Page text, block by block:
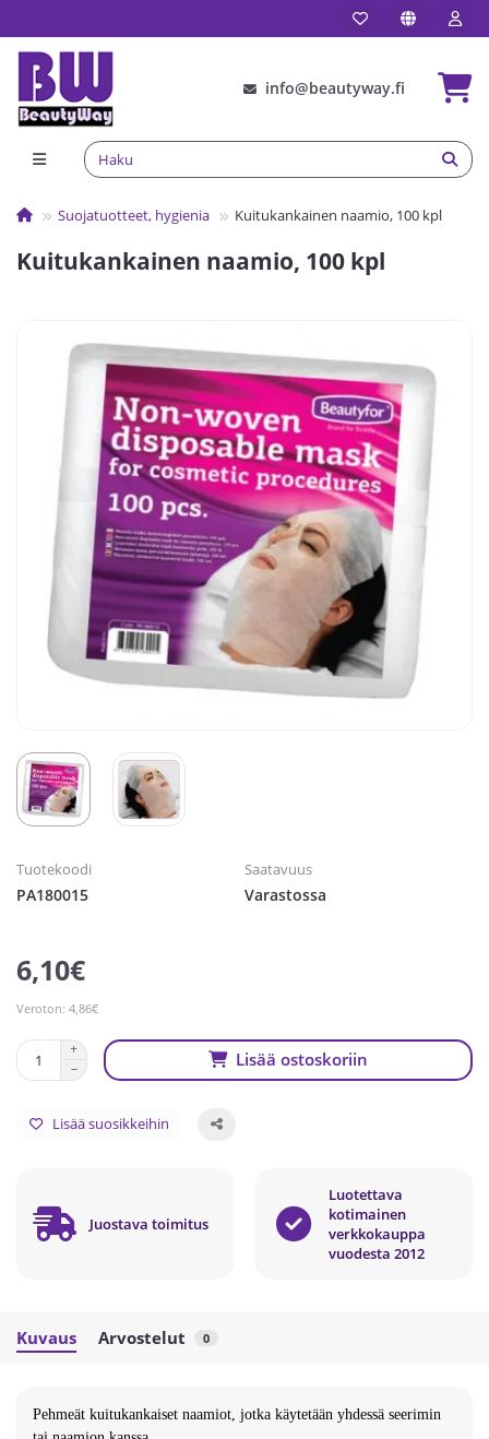
info@beautyway.fi
Suojatuotteet, hygienia Kuitukankainen naamio, 100 kpl
Kuitukankainen naamio, 100 kpl
Tuotekoodi
PA180015
Saatavuus
Varastossa
6,10€
Veroton: 4,86€
Lisää ostoskoriin
Lisää suosikkeihin
Juostava toimitus
Luotettava
kotimainen
verkkokauppa
vuodesta 2012
Kuvaus Arvostelut 0
Pehmeät kuitukankaiset naamiot, jotka käytetään yhdessä seerimin